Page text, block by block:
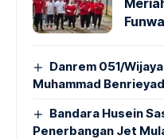
Danrem 051/
Muhammad
Bandara Husein
Penerbangan Jet